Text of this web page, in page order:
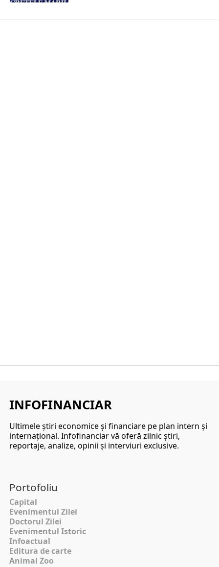
INFOFINANCIAR
Ultimele ştiri economice şi financiare pe plan intern şi
internaţional. Infofinanciar vă oferă zilnic ştiri,
reportaje, analize, opinii şi interviuri exclusive.
Portofoliu
Capital
Evenimentul Zilei
Doctorul Zilei
Evenimentul Istoric
Infoactual
Editura de carte
Animal Zoo